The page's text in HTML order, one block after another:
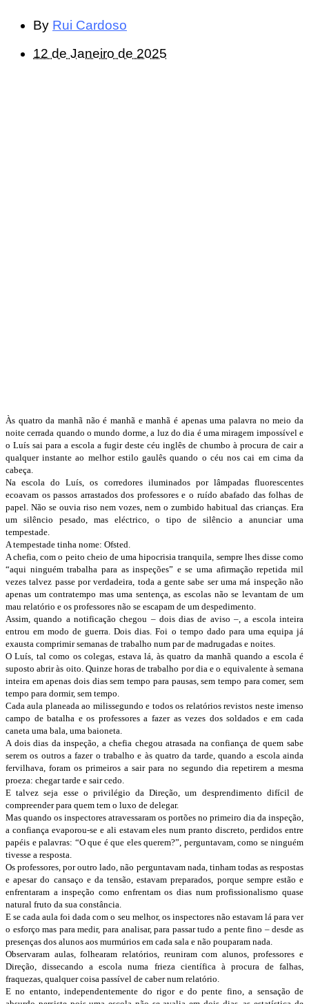
By Rui Cardoso
12 de Janeiro de 2025
Às quatro da manhã não é manhã e manhã é apenas uma palavra no meio da
noite cerrada quando o mundo dorme, a luz do dia é uma miragem impossível e
o Luís sai para a escola a fugir deste céu inglês de chumbo à procura de cair a
qualquer instante ao melhor estilo gaulês quando o céu nos cai em cima da
cabeça.
Na escola do Luís, os corredores iluminados por lâmpadas fluorescentes
ecoavam os passos arrastados dos professores e o ruído abafado das folhas de
papel. Não se ouvia riso nem vozes, nem o zumbido habitual das crianças. Era
um silêncio pesado, mas eléctrico, o tipo de silêncio a anunciar uma
tempestade.
A tempestade tinha nome: Ofsted.
A chefia, com o peito cheio de uma hipocrisia tranquila, sempre lhes disse como
“aqui ninguém trabalha para as inspeções” e se uma afirmação repetida mil
vezes talvez passe por verdadeira, toda a gente sabe ser uma má inspeção não
apenas um contratempo mas uma sentença, as escolas não se levantam de um
mau relatório e os professores não se escapam de um despedimento.
Assim, quando a notificação chegou – dois dias de aviso –, a escola inteira
entrou em modo de guerra. Dois dias. Foi o tempo dado para uma equipa já
exausta comprimir semanas de trabalho num par de madrugadas e noites.
O Luís, tal como os colegas, estava lá, às quatro da manhã quando a escola é
suposto abrir às oito. Quinze horas de trabalho por dia e o equivalente à semana
inteira em apenas dois dias sem tempo para pausas, sem tempo para comer, sem
tempo para dormir, sem tempo.
Cada aula planeada ao milissegundo e todos os relatórios revistos neste imenso
campo de batalha e os professores a fazer as vezes dos soldados e em cada
caneta uma bala, uma baioneta.
A dois dias da inspeção, a chefia chegou atrasada na confiança de quem sabe
serem os outros a fazer o trabalho e às quatro da tarde, quando a escola ainda
fervilhava, foram os primeiros a sair para no segundo dia repetirem a mesma
proeza: chegar tarde e sair cedo.
E talvez seja esse o privilégio da Direção, um desprendimento difícil de
compreender para quem tem o luxo de delegar.
Mas quando os inspectores atravessaram os portões no primeiro dia da inspeção,
a confiança evaporou-se e ali estavam eles num pranto discreto, perdidos entre
papéis e palavras: “O que é que eles querem?”, perguntavam, como se ninguém
tivesse a resposta.
Os professores, por outro lado, não perguntavam nada, tinham todas as respostas
e apesar do cansaço e da tensão, estavam preparados, porque sempre estão e
enfrentaram a inspeção como enfrentam os dias num profissionalismo quase
natural fruto da sua constância.
E se cada aula foi dada com o seu melhor, os inspectores não estavam lá para ver
o esforço mas para medir, para analisar, para passar tudo a pente fino – desde as
presenças dos alunos aos murmúrios em cada sala e não pouparam nada.
Observaram aulas, folhearam relatórios, reuniram com alunos, professores e
Direção, dissecando a escola numa frieza científica à procura de falhas,
fraquezas, qualquer coisa passível de caber num relatório.
E no entanto, independentemente do rigor e do pente fino, a sensação de